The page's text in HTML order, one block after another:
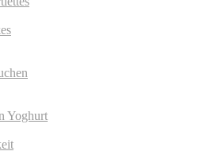
Yoghurt